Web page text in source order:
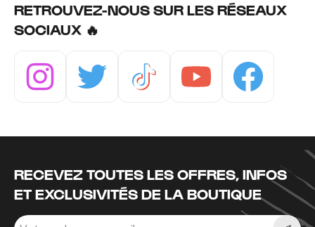
RETROUVEZ-NOUS SUR LES RÉSEAUX
SOCIAUX 🔥
RECEVEZ TOUTES LES OFFRES, INFOS
ET EXCLUSIVITÉS DE LA BOUTIQUE